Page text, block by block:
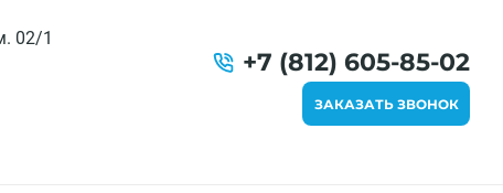
02/1
+7 (812) 605-85-02
ЗАКАЗАТЬ ЗВОНОК